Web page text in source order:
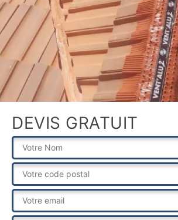
DEVIS GRATUIT